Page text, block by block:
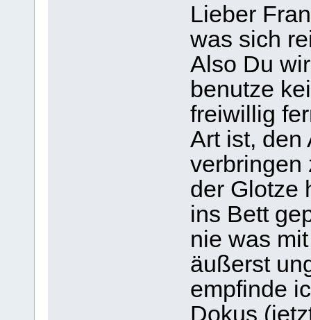
Lieber
was sich
Also Du
benutze
freiwillig
Art ist, den
verbringen
der Glotze
ins Bett
nie was
äußerst
empfinde
Dokus